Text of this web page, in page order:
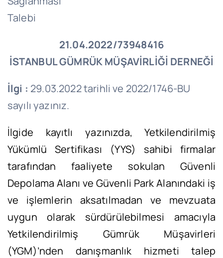
Talebi
21.04.2022/73948416
İSTANBUL GÜMRÜK MÜŞAVİRLİĞİ DERNEĞİ
İlgi : 29.03.2022 tarihli ve 2022/1746-BU
sayılı yazınız.
İlgide kayıtlı yazınızda, Yetkilendirilmiş
Yükümlü Sertifikası (YYS) sahibi firmalar
tarafından faaliyete sokulan Güvenli
Depolama Alanı ve Güvenli Park Alanındaki iş
ve işlemlerin aksatılmadan ve mevzuata
uygun olarak sürdürülebilmesi amacıyla
Yetkilendirilmiş Gümrük Müşavirleri
(YGM)’nden danışmanlık hizmeti talep